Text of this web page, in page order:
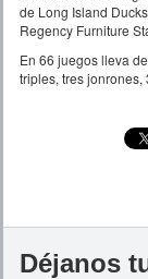
de Long Island
Regency Furniture
En 66 juegos lleva
triples, tres
Déjanos